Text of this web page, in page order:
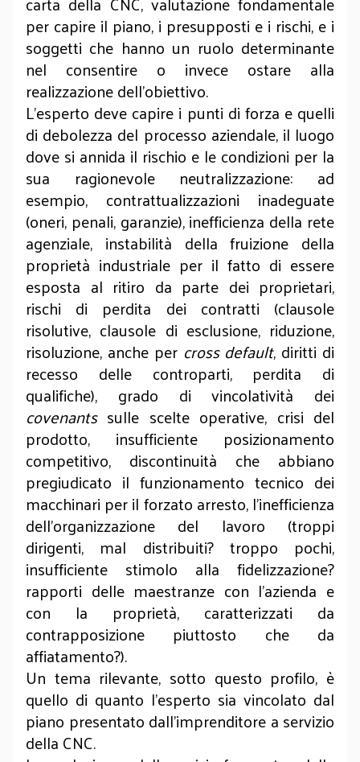
per capire il piano, i presupposti e i rischi, e i
soggetti che hanno un ruolo determinante
nel consentire o invece ostare alla
realizzazione dell’obiettivo.
L’esperto deve capire i punti di forza e quelli
di debolezza del processo aziendale, il luogo
dove si annida il rischio e le condizioni per la
sua ragionevole neutralizzazione: ad
esempio, contrattualizzazioni inadeguate
(oneri, penali, garanzie), inefficienza della rete
agenziale, instabilità della fruizione della
proprietà industriale per il fatto di essere
esposta al ritiro da parte dei proprietari,
rischi di perdita dei contratti (clausole
risolutive, clausole di esclusione, riduzione,
risoluzione, anche per cross default, diritti di
recesso delle controparti, perdita di
qualifiche), grado di vincolatività dei
covenantssulle scelte operative, crisi del
prodotto, insufficiente posizionamento
competitivo, discontinuità che abbiano
pregiudicato il funzionamento tecnico dei
macchinari per il forzato arresto, l’inefficienza
dell’organizzazione del lavoro (troppi
dirigenti, mal distribuiti? troppo pochi,
insufficiente stimolo alla fidelizzazione?
rapporti delle maestranze con l’azienda e
con la proprietà, caratterizzati da
contrapposizione piuttosto che da
affiatamento?).
Un tema rilevante, sotto questo profilo, è
quello di quanto l’esperto sia vincolato dal
piano presentato dall’imprenditore a servizio
della CNC.